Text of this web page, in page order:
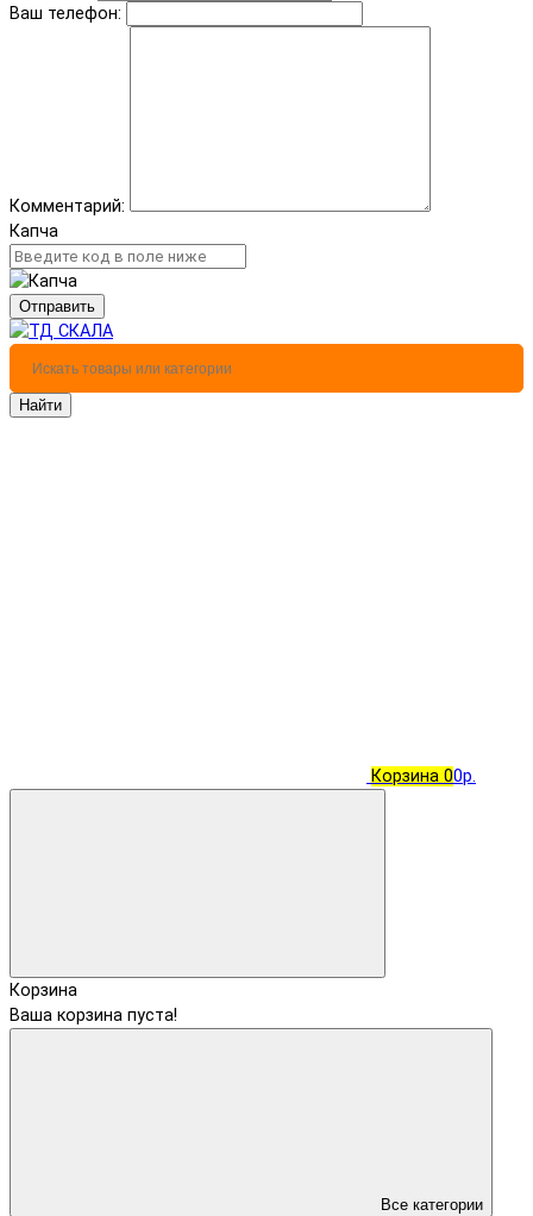
Ваш телефон:
Комментарий:
Капча
Отправить
Найти
Корзина 00р.
Корзина
Ваша корзина пуста!
Все категории